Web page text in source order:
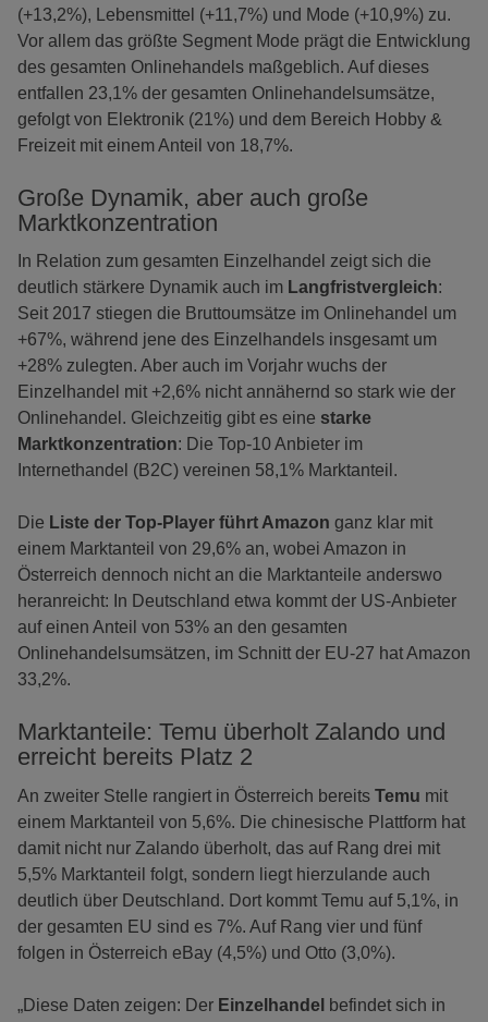
(+13,2%), Lebensmittel (+11,7%) und Mode (+10,9%) zu.
Vor allem das größte Segment Mode prägt die Entwicklung
des gesamten Onlinehandels maßgeblich. Auf dieses
entfallen 23,1% der gesamten Onlinehandelsumsätze,
gefolgt von Elektronik (21%) und dem Bereich Hobby &
Freizeit mit einem Anteil von 18,7%.
Große Dynamik, aber auch große
Marktkonzentration
In Relation zum gesamten Einzelhandel zeigt sich die
deutlich stärkere Dynamik auch im Langfristvergleich:
Seit 2017 stiegen die Bruttoumsätze im Onlinehandel um
+67%, während jene des Einzelhandels insgesamt um
+28% zulegten. Aber auch im Vorjahr wuchs der
Einzelhandel mit +2,6% nicht annähernd so stark wie der
Onlinehandel. Gleichzeitig gibt es eine starke
Marktkonzentration: Die Top-10 Anbieter im
Internethandel (B2C) vereinen 58,1% Marktanteil.
Die Liste der Top-Player führt Amazon ganz klar mit
einem Marktanteil von 29,6% an, wobei Amazon in
Österreich dennoch nicht an die Marktanteile anderswo
heranreicht: In Deutschland etwa kommt der US-Anbieter
auf einen Anteil von 53% an den gesamten
Onlinehandelsumsätzen, im Schnitt der EU-27 hat Amazon
33,2%.
Marktanteile: Temu überholt Zalando und
erreicht bereits Platz 2
An zweiter Stelle rangiert in Österreich bereits Temu mit
einem Marktanteil von 5,6%. Die chinesische Plattform hat
damit nicht nur Zalando überholt, das auf Rang drei mit
5,5% Marktanteil folgt, sondern liegt hierzulande auch
deutlich über Deutschland. Dort kommt Temu auf 5,1%, in
der gesamten EU sind es 7%. Auf Rang vier und fünf
folgen in Österreich eBay (4,5%) und Otto (3,0%).
„Diese Daten zeigen: Der Einzelhandel befindet sich in